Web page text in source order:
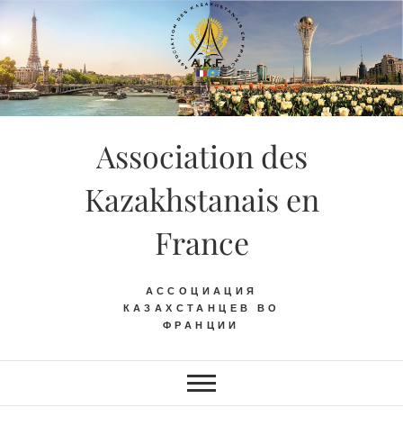
Skip
content
Association des
Kazakhstanais en
France
АССОЦИАЦИЯ
КАЗАХСТАНЦЕВ ВО
ФРАНЦИИ